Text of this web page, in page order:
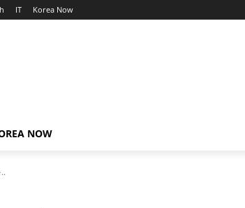
IT Korea Now
NOW